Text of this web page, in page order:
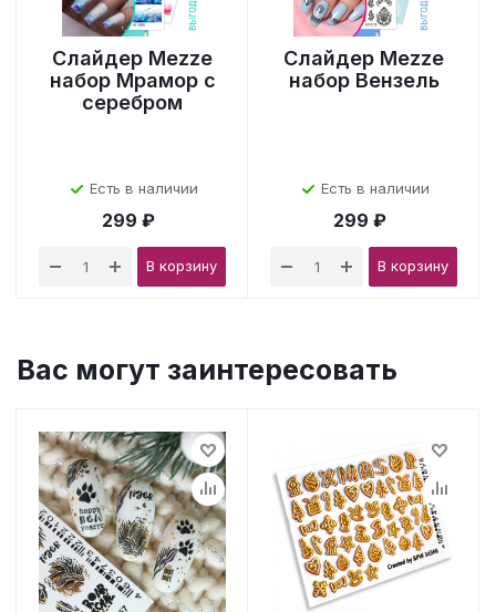
Слайдер Mezze
набор Мрамор с
серебром
Есть в наличии
299 ₽
В корзину
Слайдер Mezze
набор Вензель
Есть в наличии
299 ₽
В корзину
Вас могут заинтересовать